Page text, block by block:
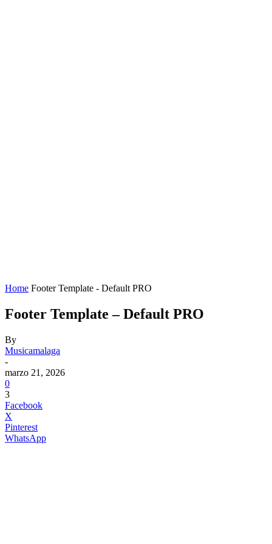
Home Footer Template - Default PRO
Footer Template – Default PRO
By
Musicamalaga
-
marzo 21, 2026
0
3
Facebook
X
Pinterest
WhatsApp